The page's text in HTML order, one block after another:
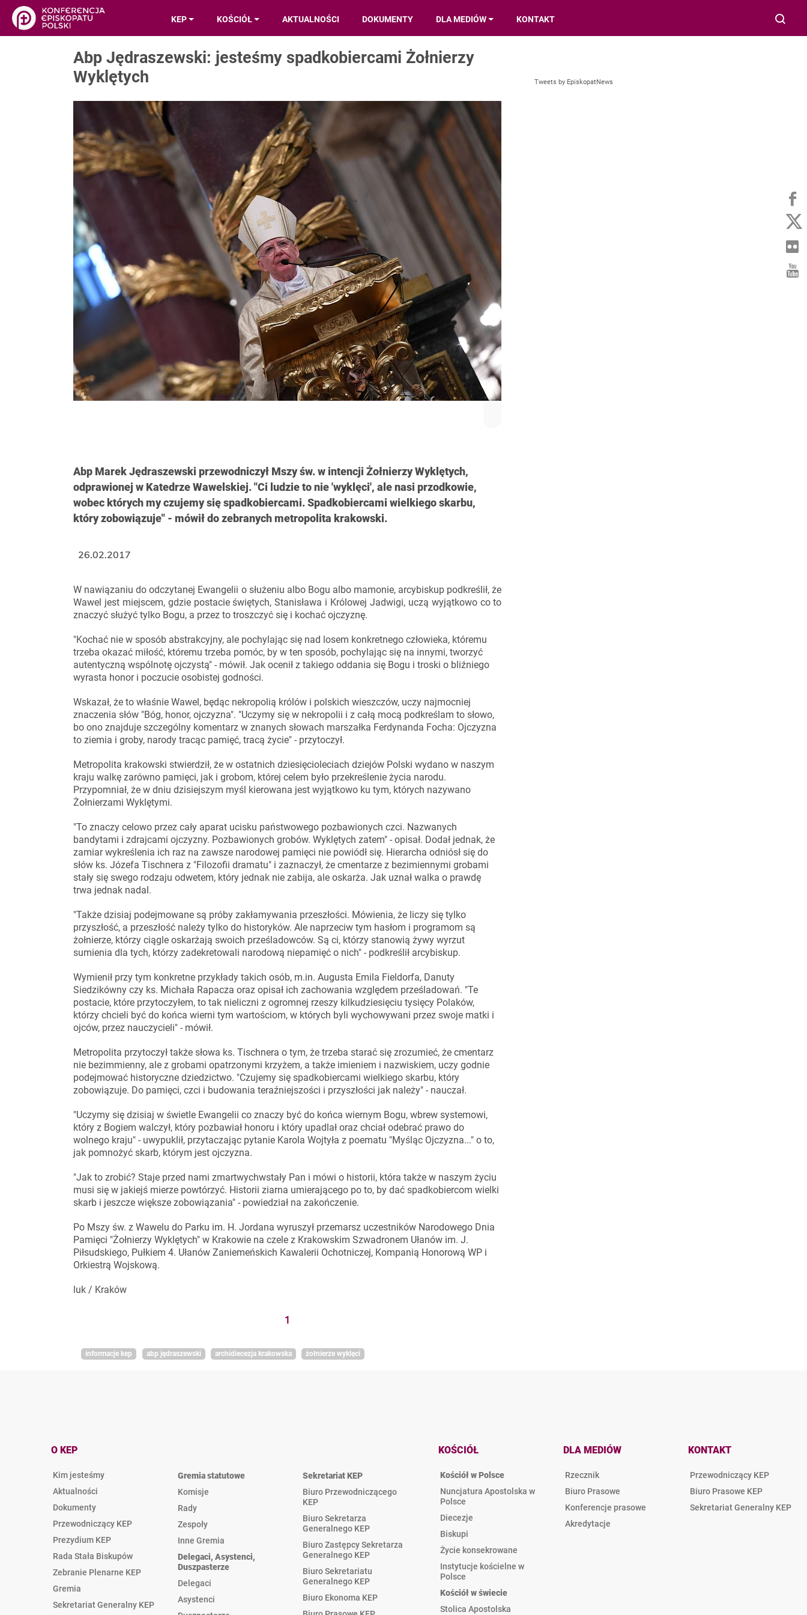
KEP KOŚCIÓŁ AKTUALNOŚCI DOKUMENTY DLA MEDIÓW KONTAKT
Abp Jędraszewski: jesteśmy spadkobiercami Żołnierzy
Wyklętych
Abp Marek Jędraszewski przewodniczył Mszy św. w intencji Żołnierzy Wyklętych,
odprawionej w Katedrze Wawelskiej. "Ci ludzie to nie 'wyklęci', ale nasi przodkowie,
wobec których my czujemy się spadkobiercami. Spadkobiercami wielkiego skarbu,
który zobowiązuje" - mówił do zebranych metropolita krakowski.
W nawiązaniu do odczytanej Ewangelii o służeniu albo Bogu albo mamonie, arcybiskup podkreślił, że
Wawel jest miejscem, gdzie postacie świętych, Stanisława i Królowej Jadwigi, uczą wyjątkowo co to
znaczyć służyć tylko Bogu, a przez to troszczyć się i kochać ojczyznę.
"Kochać nie w sposób abstrakcyjny, ale pochylając się nad losem konkretnego człowieka, któremu
trzeba okazać miłość, któremu trzeba pomóc, by w ten sposób, pochylając się na innymi, tworzyć
autentyczną wspólnotę ojczystą" - mówił. Jak ocenił z takiego oddania się Bogu i troski o bliźniego
wyrasta honor i poczucie osobistej godności.
Wskazał, że to właśnie Wawel, będąc nekropolią królów i polskich wieszczów, uczy najmocniej
znaczenia słów "Bóg, honor, ojczyzna". "Uczymy się w nekropolii i z całą mocą podkreślam to słowo,
bo ono znajduje szczególny komentarz w znanych słowach marszałka Ferdynanda Focha: Ojczyzna
to ziemia i groby, narody tracąc pamięć, tracą życie" - przytoczył.
Metropolita krakowski stwierdził, że w ostatnich dziesięcioleciach dziejów Polski wydano w naszym
kraju walkę zarówno pamięci, jak i grobom, której celem było przekreślenie życia narodu.
Przypomniał, że w dniu dzisiejszym myśl kierowana jest wyjątkowo ku tym, których nazywano
Żołnierzami Wyklętymi.
"To znaczy celowo przez cały aparat ucisku państwowego pozbawionych czci. Nazwanych
bandytami i zdrajcami ojczyzny. Pozbawionych grobów. Wyklętych zatem" - opisał. Dodał jednak, że
zamiar wykreślenia ich raz na zawsze narodowej pamięci nie powiódł się. Hierarcha odniósł się do
słów ks. Józefa Tischnera z "Filozofii dramatu" i zaznaczył, że cmentarze z bezimiennymi grobami
stały się swego rodzaju odwetem, który jednak nie zabija, ale oskarża. Jak uznał walka o prawdę
trwa jednak nadal.
"Także dzisiaj podejmowane są próby zakłamywania przeszłości. Mówienia, że liczy się tylko
przyszłość, a przeszłość należy tylko do historyków. Ale naprzeciw tym hasłom i programom są
żołnierze, którzy ciągle oskarżają swoich prześladowców. Są ci, którzy stanowią żywy wyrzut
sumienia dla tych, którzy zadekretowali narodową niepamięć o nich" - podkreślił arcybiskup.
Wymienił przy tym konkretne przykłady takich osób, m.in. Augusta Emila Fieldorfa, Danuty
Siedzikówny czy ks. Michała Rapacza oraz opisał ich zachowania względem prześladowań. "Te
postacie, które przytoczyłem, to tak nieliczni z ogromnej rzeszy kilkudziesięciu tysięcy Polaków,
którzy chcieli być do końca wierni tym wartościom, w których byli wychowywani przez swoje matki i
ojców, przez nauczycieli" - mówił.
Metropolita przytoczył także słowa ks. Tischnera o tym, że trzeba starać się zrozumieć, że cmentarz
nie bezimmienny, ale z grobami opatrzonymi krzyżem, a także imieniem i nazwiskiem, uczy godnie
podejmować historyczne dziedzictwo. "Czujemy się spadkobiercami wielkiego skarbu, który
zobowiązuje. Do pamięci, czci i budowania teraźniejszości i przyszłości jak należy" - nauczał.
"Uczymy się dzisiaj w świetle Ewangelii co znaczy być do końca wiernym Bogu, wbrew systemowi,
który z Bogiem walczył, który pozbawiał honoru i który upadlał oraz chciał odebrać prawo do
wolnego kraju" - uwypuklił, przytaczając pytanie Karola Wojtyła z poematu "Myśląc Ojczyzna..." o to,
jak pomnożyć skarb, którym jest ojczyzna.
"Jak to zrobić? Staje przed nami zmartwychwstały Pan i mówi o historii, która także w naszym życiu
musi się w jakiejś mierze powtórzyć. Historii ziarna umierającego po to, by dać spadkobiercom wielki
skarb i jeszcze większe zobowiązania" - powiedział na zakończenie.
Po Mszy św. z Wawelu do Parku im. H. Jordana wyruszył przemarsz uczestników Narodowego Dnia
Pamięci "Żołnierzy Wyklętych" w Krakowie na czele z Krakowskim Szwadronem Ułanów im. J.
Piłsudskiego, Pułkiem 4. Ułanów Zaniemeńskich Kawalerii Ochotniczej, Kompanią Honorową WP i
Orkiestrą Wojskową.
luk / Kraków
1
26.02.2017
informacje kep abp jędraszewski archidiecezja krakowska żołnierze wyklęci
Tweets by EpiskopatNews
O KEP
Kim jesteśmy
Aktualności
Dokumenty
Przewodniczący KEP
Prezydium KEP
Rada Stała Biskupów
Zebranie Plenarne KEP
Gremia
Sekretariat Generalny KEP
Gremia statutowe
Komisje
Rady
Zespoły
Inne Gremia
Delegaci, Asystenci,
Duszpasterze
Delegaci
Asystenci
Sekretariat KEP
Biuro Przewodniczącego
KEP
Biuro Sekretarza
Generalnego KEP
Biuro Zastępcy Sekretarza
Generalnego KEP
Biuro Sekretariatu
Generalnego KEP
Biuro Ekonoma KEP
KOŚCIÓŁ
Kościół w Polsce
Nuncjatura Apostolska w
Polsce
Diecezje
Biskupi
Życie konsekrowane
Instytucje kościelne w
Polsce
Kościół w świecie
Stolica Apostolska
DLA MEDIÓW
Rzecznik
Biuro Prasowe
Konferencje prasowe
Akredytacje
KONTAKT
Przewodniczący KEP
Biuro Prasowe KEP
Sekretariat Generalny KEP